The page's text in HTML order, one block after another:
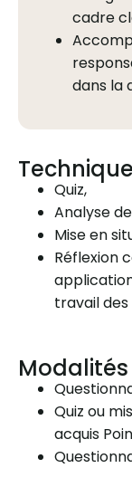
cadre
dans la
Quiz,
Analyse
Mise en
Réflexion
travail
Quiz ou
acquis